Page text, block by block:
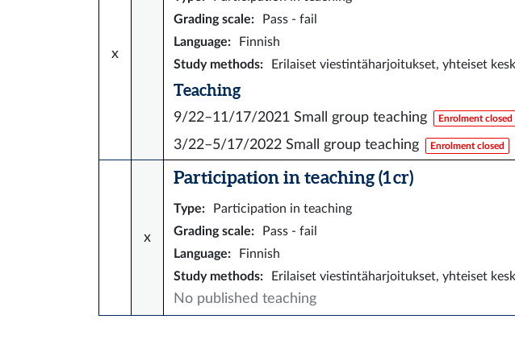
x
Grading scale:
Pass - fail
Language:
Finnish
Study methods: Erilaiset viestintäharjoitukset, yhteiset
Teaching
9/22–11/17/2021 Small group teaching Enrolment closed
3/22–5/17/2022 Small group teaching Enrolment closed
x
Participation in teaching (1 cr)
Type:
Participation in teaching
Grading scale:
Pass - fail
Language:
Finnish
Study methods: Erilaiset viestintäharjoitukset, yhteiset
No published teaching